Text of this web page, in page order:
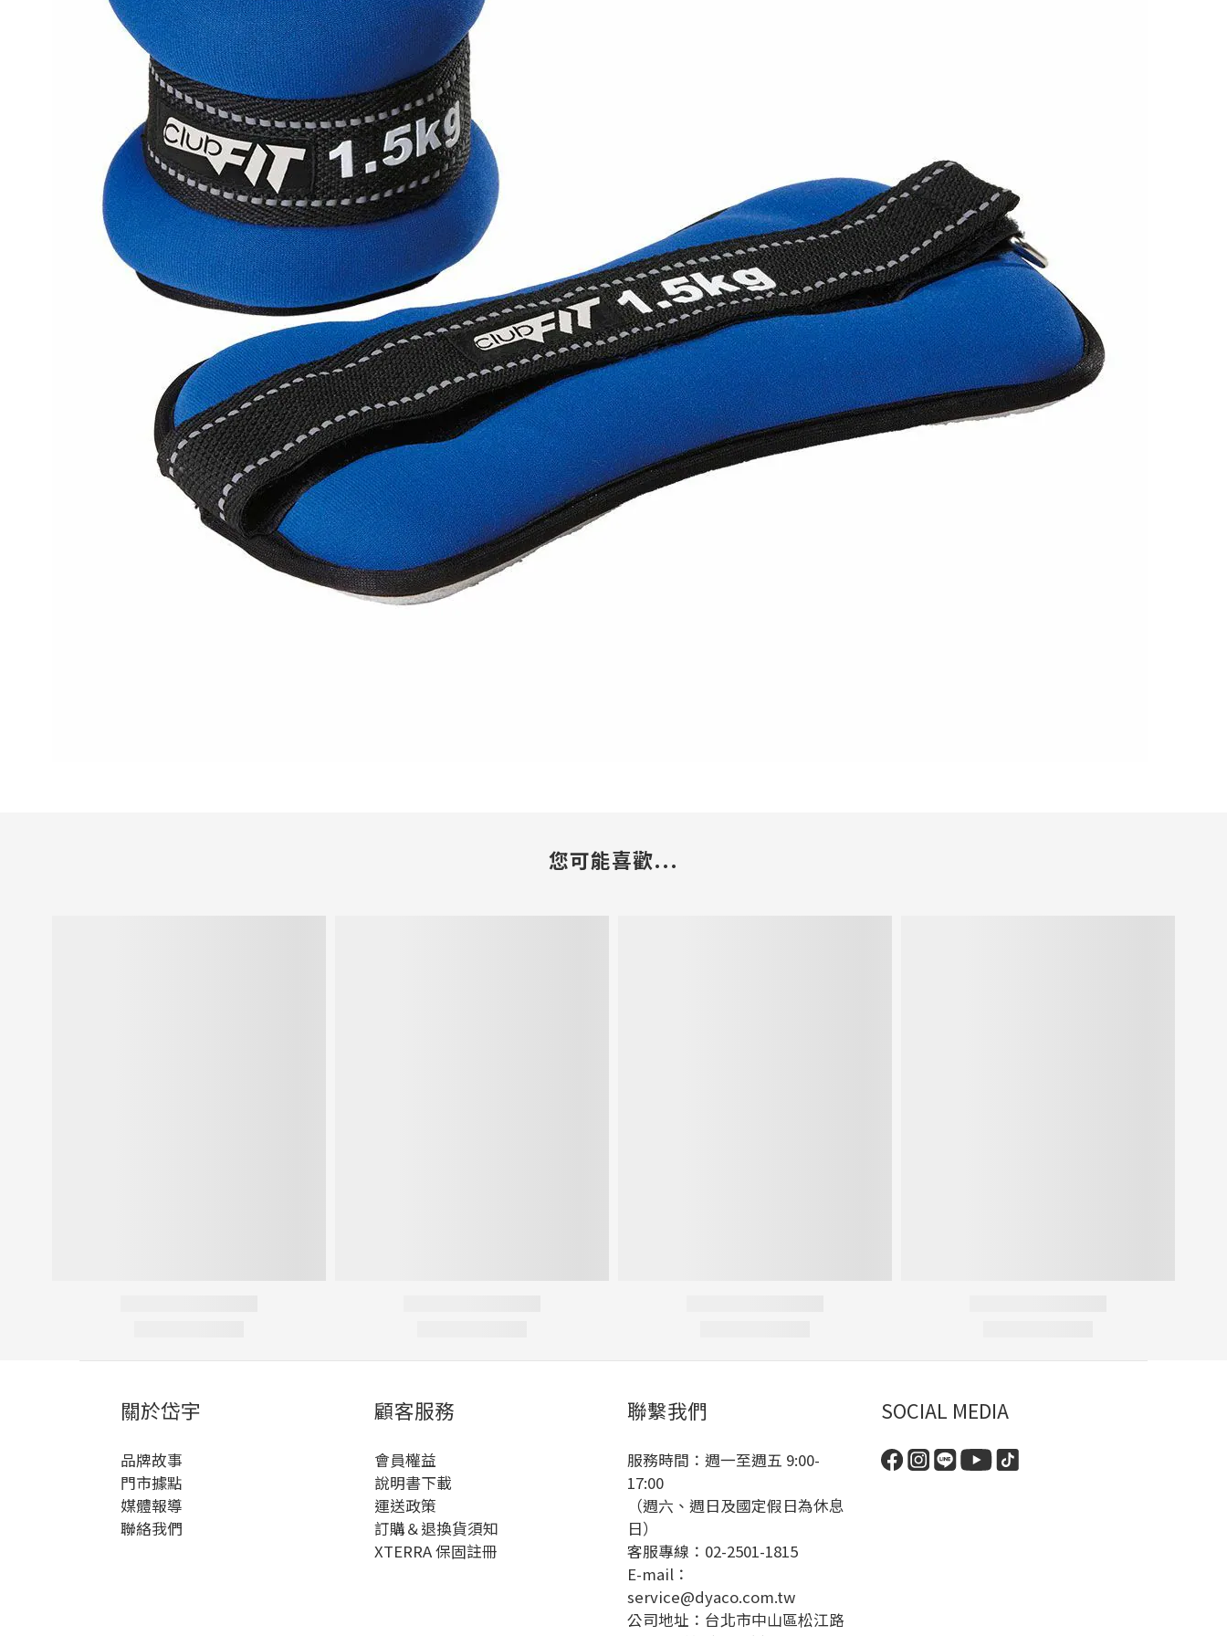
您可能喜歡...
關於岱宇
品牌故事
門市據點
媒體報導
聯絡我們
顧客服務
會員權益
說明書下載
運送政策
訂購＆退換貨須知
XTERRA 保固註冊
聯繫我們
服務時間：週一至週五 9:00-
17:00
（週六、週日及國定假日為休息
日）
客服專線：02-2501-1815
E-mail：
service@dyaco.com.tw
公司地址：台北市中山區松江路
SOCIAL MEDIA